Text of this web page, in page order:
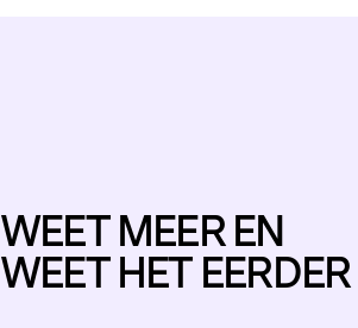
WEET MEER EN
WEET HET EERDER